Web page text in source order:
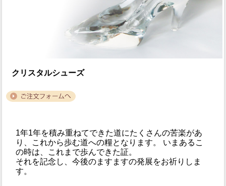
クリスタルシューズ
1年1年を積み重ねてできた道にたくさんの苦楽があ
り、これから歩む道への糧となります。 いまあるこ
の時は、これまで歩んできた証。
それを記念し、今後のますますの発展をお祈りしま
す。